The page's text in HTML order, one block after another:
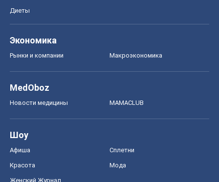
Диеты
Экономика
Рынки и компании Mакроэкономика
MedOboz
Новости медицины MAMACLUB
Шоу
Афиша Сплетни
Красота Мода
Женский Журнал